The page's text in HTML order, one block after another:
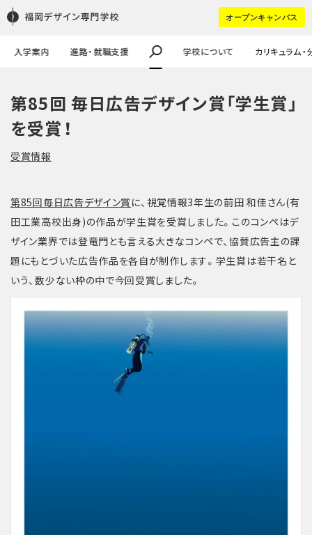
入学案内 進路・就職支援 学校について カリキュラム・
HOT WORD : オープンキャンパス
第85回 毎日広告デザイン賞「学生賞」
を受賞！
受賞情報
第85回毎日広告デザイン賞 に、視覚情報3年生の前田 和佳さん(有
田工業高校出身)の作品が学生賞を受賞しました。このコンペはデ
ザイン業界では登竜門とも言える大きなコンペで、協賛広告主の課
題にもとづいた広告作品を各自が制作します。学生賞は若干名と
いう、数少ない枠の中で今回受賞しました。